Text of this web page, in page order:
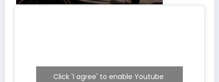
Click 'I agree' to enable Youtube